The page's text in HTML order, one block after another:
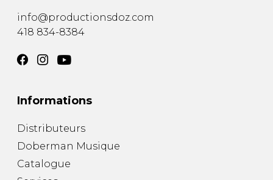
info@productionsdoz.com
418 834-8384
Informations
Distributeurs
Doberman Musique
Catalogue